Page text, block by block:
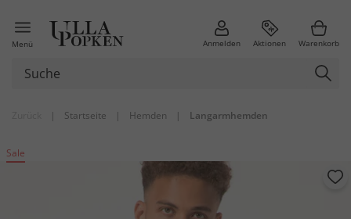
Menü Anmelden Aktionen Warenkorb
| Startseite | Hemden | Langarmhemden
Sale